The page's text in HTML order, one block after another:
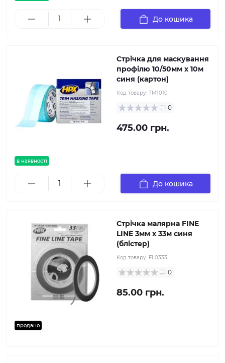
До кошика
в наявності
Стрічка для маскування
профілю 10/50мм х 10м
синя (картон)
Код товару: TM1010
0
475.00 грн.
До кошика
продано
Стрічка малярна FINE
LINE 3мм х 33м синя
(блістер)
Код товару: FL0333
0
85.00 грн.